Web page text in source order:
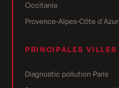
Occitanie
Provence-Alpes-Côte d'Azur
PRINCIPALES VILLES
Diagnostic pollution Paris